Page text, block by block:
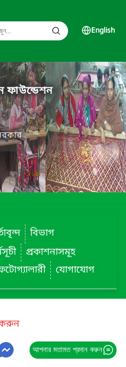
English
ফাউন্ডেশন
বিভাগ
প্রকাশনাসমূহ
যোগাযোগ
করুন
আপনার মতামত প্রদান করুন